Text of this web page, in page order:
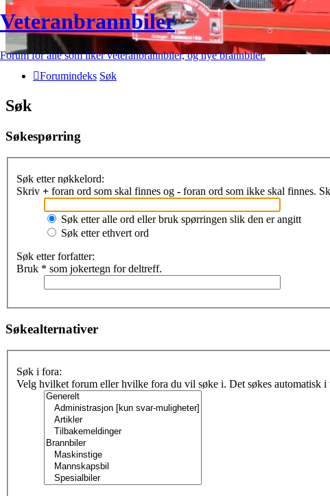
Veteranbrannbiler
Forum for alle som liker veteranbrannbiler, og nye brannbiler.
Forumindeks Søk
Søk
Søkespørring
Søk etter nøkkelord:
Skriv + foran ord som skal finnes og - foran ord som ikke skal finnes.
Søk etter alle ord eller bruk spørringen slik den er angitt
Søk etter ethvert ord
Søk etter forfatter:
Bruk * som jokertegn for deltreff.
Søkealternativer
Søk i fora:
Velg hvilket forum eller hvilke fora du vil søke i. Det søkes automatisk